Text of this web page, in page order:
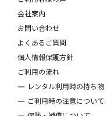
会社案内
お問い合わせ
よくあるご質問
個人情報保護方針
ご利用の流れ
レンタル利用時の持ち物
ご利用時の注意について